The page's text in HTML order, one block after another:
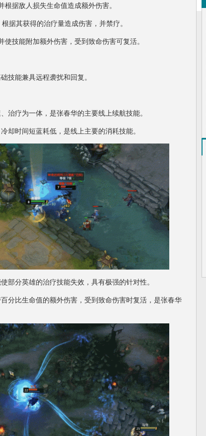
据敌人损失生命值造成额外伤害。
其获得的治疗量造成伤害，并禁疗。
技能附加额外伤害，受到致命伤害可复活。
能兼具远程袭扰和回复。
疗为一体，是张春华的主要线上续航技能。
时间短蓝耗低，是线上主要的消耗技能。
分英雄的治疗技能失效，具有极强的针对性。
比生命值的额外伤害，受到致命伤害时复活，是张春华